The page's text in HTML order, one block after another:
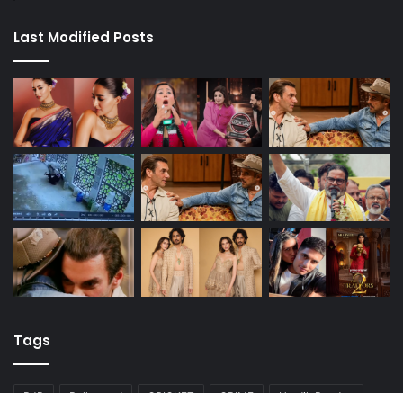
Last Modified Posts
Tags